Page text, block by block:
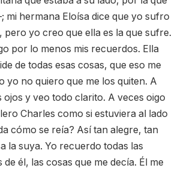
mi hermana Eloísa dice que yo sufro
pero yo creo que ella es la que sufre.
por lo menos mis recuerdos. Ella
de todas esas cosas, que eso me
yo no quiero que me los quiten. A
ojos y veo todo clarito. A veces oigo
Charles como si estuviera al lado
cómo se reía? Así tan alegre, tan
la suya. Yo recuerdo todas las
él, las cosas que me decía. Él me